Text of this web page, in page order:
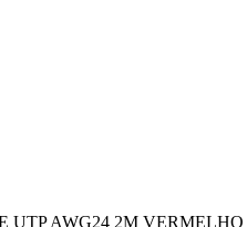
UTP AWG24 2M VERMELHO